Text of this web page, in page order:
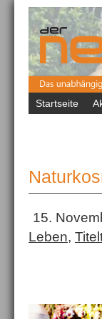
Startseite
15.
Leben,